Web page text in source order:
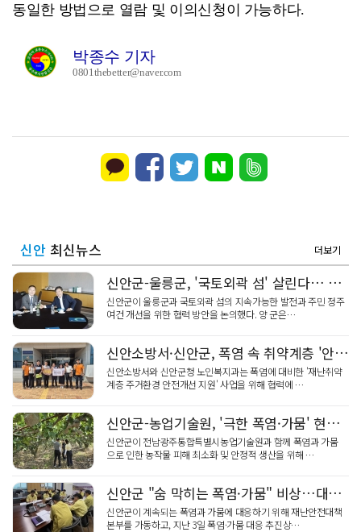
동일한 방법으로 열람 및 이의신청이 가능하다.
박종수 기자
0801thebetter@naver.com
신안 최신뉴스 더보기
신안군-울릉군, '국토외곽 섬' 살린다… 공동 대응 강화
신안군이 울릉군과 국토외곽 섬의 지속가능한 발전과 주민 정주
여건 개선을 위한 협력 방안을 논의했다. 양 군은…
신안소방서·신안군, 폭염 속 취약계층 '안전 돌봄' 간담회
신안소방서와 신안군청 노인복지과는 폭염에 대비한 '재난취약
계층 주거환경 안전개선 지원' 사업을 위해 협력에 …
신안군-농업기술원, '극한 폭염·가뭄' 현장점검 돌입
신안군이 전남광주통합특별시농업기술원과 함께 폭염과 가뭄
으로 인한 농작물 피해 최소화 및 안정적 생산을 위해 …
신안군 "숨 막히는 폭염·가뭄" 비상…대책회의 가동
신안군이 계속되는 폭염과 가뭄에 대응하기 위해 재난안전대책
본부를 가동하고, 지난 3일 폭염·가뭄 대응 추진상…